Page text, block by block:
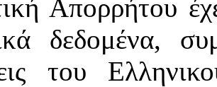
Απορρήτου
δεδομένα,
του